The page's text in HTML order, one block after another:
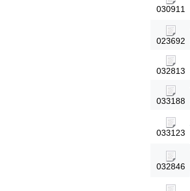
030911
023692
032813
033188
033123
032846